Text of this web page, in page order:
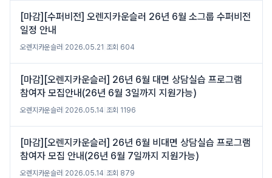
[마감][수퍼비전] 오렌지카운슬러 26년 6월 소그룹 수퍼비전
일정 안내
오렌지카운슬러 2026.05.21 조회 604
[마감][오렌지카운슬러] 26년 6월 대면 상담실습 프로그램
참여자 모집안내(26년 6월 3일까지 지원가능)
오렌지카운슬러 2026.05.14 조회 1196
[마감][오렌지카운슬러] 26년 6월 비대면 상담실습 프로그램
참여자 모집 안내(26년 6월 7일까지 지원가능)
오렌지카운슬러 2026.05.14 조회 879